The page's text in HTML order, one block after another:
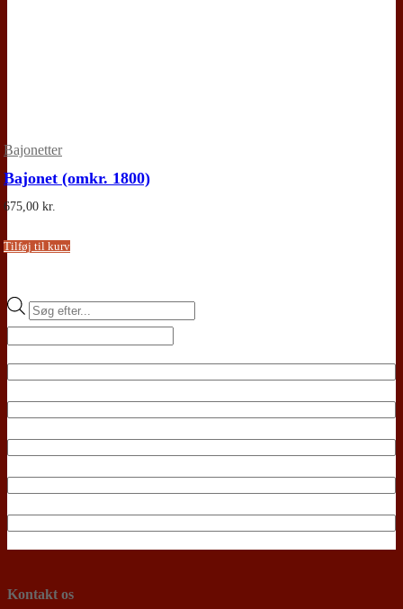
Bajonetter
Bajonet (omkr. 1800)
675,00 kr.
Tilføj til kurv
Products
Kontakt os